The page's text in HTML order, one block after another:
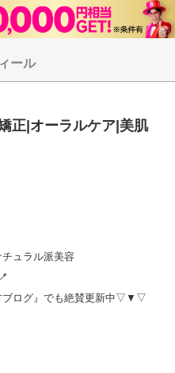
ール
正|オーラルケア|美肌
ュラル派美容
ブログ』でも絶賛更新中▽▼▽